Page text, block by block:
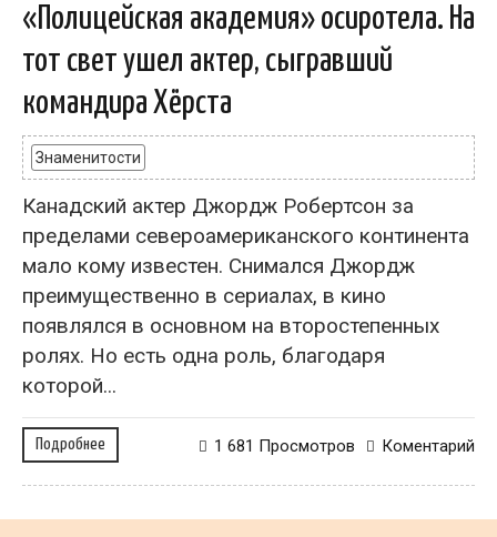
«Полицейская академия» осиротела. На
тот свет ушел актер, сыгравший
командира Хёрста
Знаменитости
Канадский актер Джордж Робертсон за
пределами североамериканского континента
мало кому известен. Снимался Джордж
преимущественно в сериалах, в кино
появлялся в основном на второстепенных
ролях. Но есть одна роль, благодаря
которой...
Подробнее Коментарий
1 681 Просмотров